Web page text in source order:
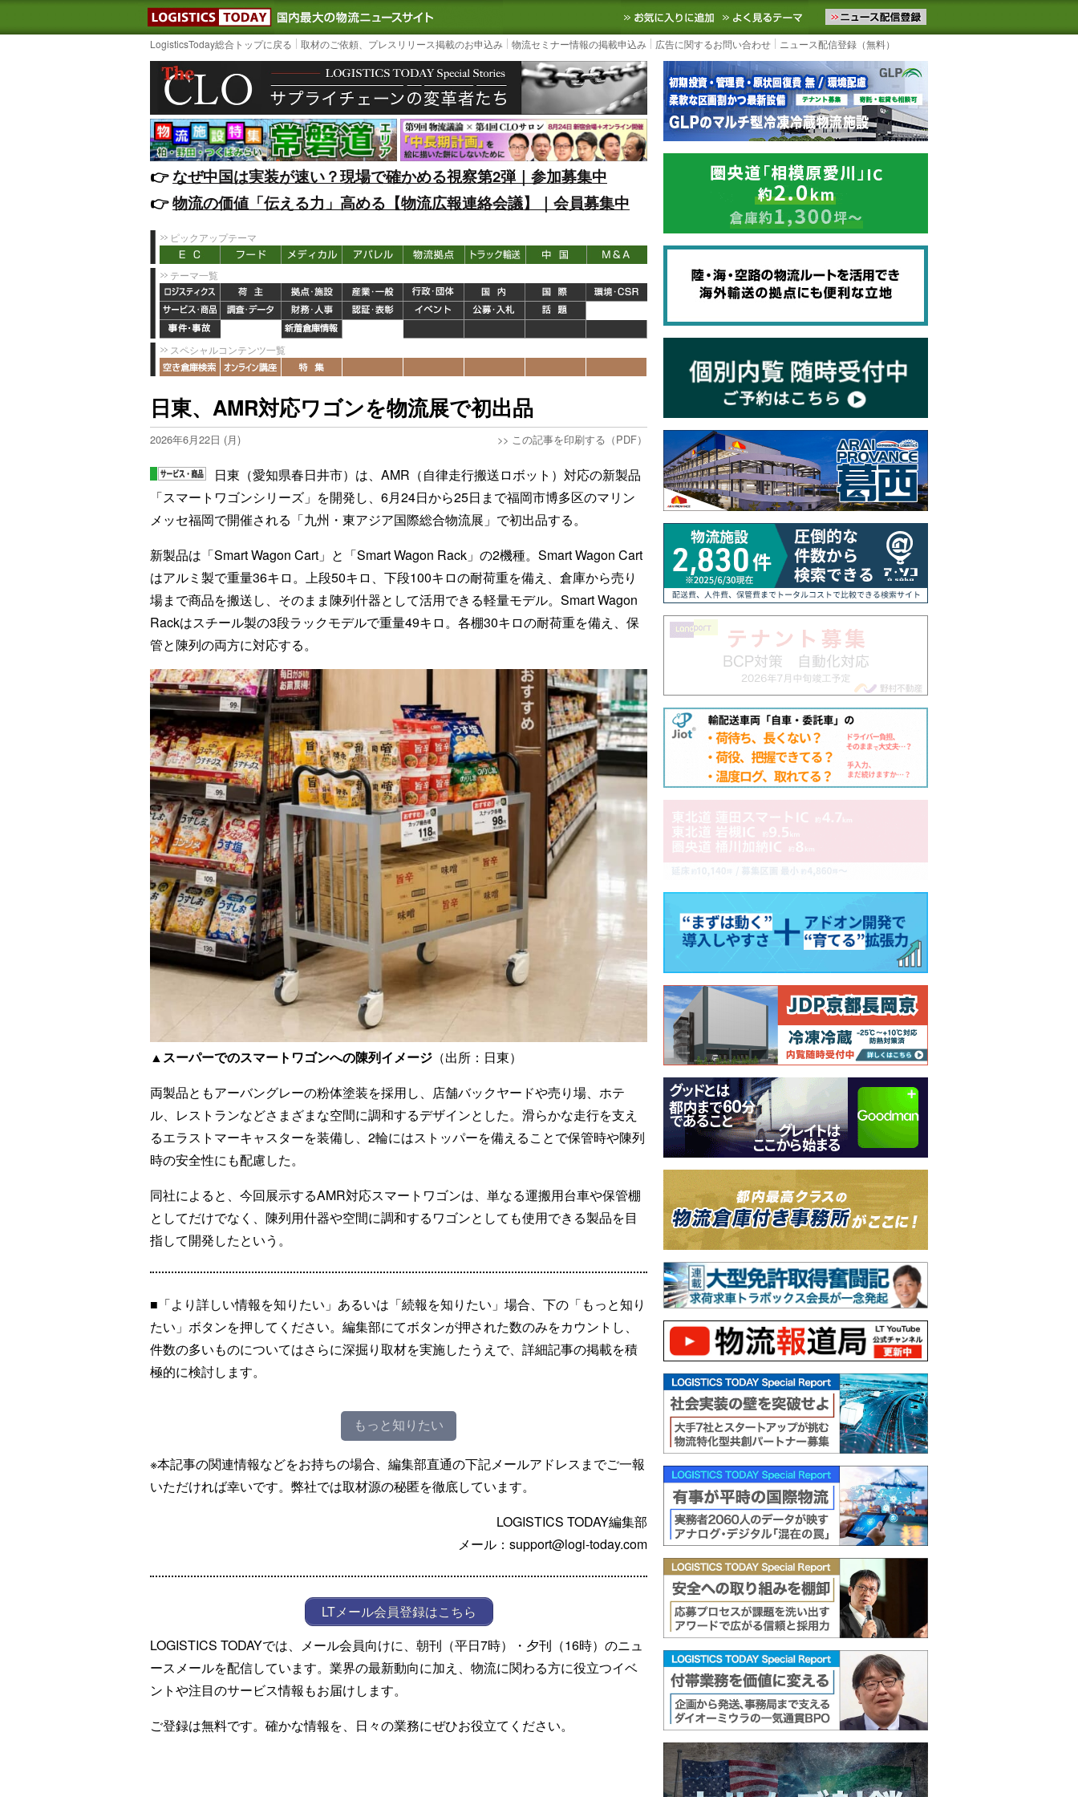
LOGISTICS TODAY｜国内最大の物流ニュースサイト3PL, SCMなど国内外の最新の物流ニュースをお届けします。物流ニュースメール配信を登録す
お気に入りに追加 よく見るテーマ
LogisticsToday総合トップに戻る 取材のご依頼、プレスリリース掲載のお申込み 物流セミナー情報の掲載申込み 広告に関するお問い合わせ ニュース配信登録（無料）
👉️なぜ中国は実装が速い？現場で確かめる視察第2弾｜参加募集中
👉️物流の価値「伝える力」高める【物流広報連絡会議】｜会員募集中
ピックアップテーマ
テーマ一覧
スペシャルコンテンツ一覧
日東、AMR対応ワゴンを物流展で初出品
2026年6月22日 (月) >> この記事を印刷する（PDF）
日東（愛知県春日井市）は、AMR（自律走行搬送ロボット）対応の新製品
「スマートワゴンシリーズ」を開発し、6月24日から25日まで福岡市博多区のマリン
メッセ福岡で開催される「九州・東アジア国際総合物流展」で初出品する。
新製品は「Smart Wagon Cart」と「Smart Wagon Rack」の2機種。Smart Wagon Cart
はアルミ製で重量36キロ。上段50キロ、下段100キロの耐荷重を備え、倉庫から売り
場まで商品を搬送し、そのまま陳列什器として活用できる軽量モデル。Smart Wagon
Rackはスチール製の3段ラックモデルで重量49キロ。各棚30キロの耐荷重を備え、保
管と陳列の両方に対応する。
▲スーパーでのスマートワゴンへの陳列イメージ （出所：日東）
両製品ともアーバングレーの粉体塗装を採用し、店舗バックヤードや売り場、ホテ
ル、レストランなどさまざまな空間に調和するデザインとした。滑らかな走行を支え
るエラストマーキャスターを装備し、2輪にはストッパーを備えることで保管時や陳列
時の安全性にも配慮した。
同社によると、今回展示するAMR対応スマートワゴンは、単なる運搬用台車や保管棚
としてだけでなく、陳列用什器や空間に調和するワゴンとしても使用できる製品を目
指して開発したという。
■「より詳しい情報を知りたい」あるいは「続報を知りたい」場合、下の「もっと知り
たい」ボタンを押してください。編集部にてボタンが押された数のみをカウントし、
件数の多いものについてはさらに深掘り取材を実施したうえで、詳細記事の掲載を積
極的に検討します。
もっと知りたい
※本記事の関連情報などをお持ちの場合、編集部直通の下記メールアドレスまでご一報
いただければ幸いです。弊社では取材源の秘匿を徹底しています。
LOGISTICS TODAY編集部
メール：support@logi-today.com
LTメール会員登録はこちら
LOGISTICS TODAYでは、メール会員向けに、朝刊（平日7時）・夕刊（16時）のニュ
ースメールを配信しています。業界の最新動向に加え、物流に関わる方に役立つイベ
ントや注目のサービス情報もお届けします。
ご登録は無料です。確かな情報を、日々の業務にぜひお役立てください。